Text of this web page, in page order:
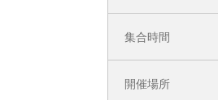
集合時間
開催場所